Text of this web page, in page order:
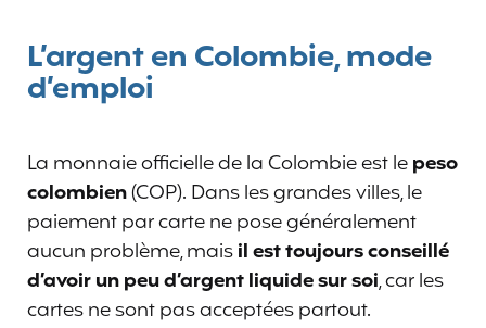
L’argent en Colombie, mode
d’emploi
La monnaie officielle de la Colombie est lepeso
colombien(COP). Dans les grandes villes, le
paiement par carte ne pose généralement
aucun problème, maisil est toujours conseillé
d’avoir un peu d’argent liquide sur soi, car les
cartes ne sont pas acceptées partout.